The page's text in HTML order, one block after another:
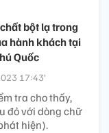
bột lạ trong
hành khách tại
Quốc
17:43’
tra cho thấy,
đỏ với dòng chữ
hiện).